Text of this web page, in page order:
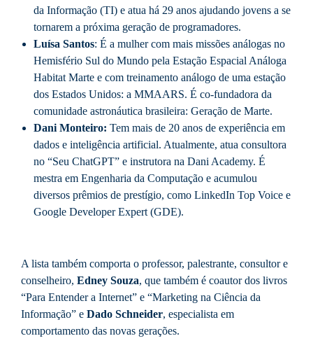
da Informação (TI) e atua há 29 anos ajudando jovens a se
tornarem a próxima geração de programadores.
Luísa Santos: É a mulher com mais missões análogas no
Hemisfério Sul do Mundo pela Estação Espacial Análoga
Habitat Marte e com treinamento análogo de uma estação
dos Estados Unidos: a MMAARS. É co-fundadora da
comunidade astronáutica brasileira: Geração de Marte.
Dani Monteiro: Tem mais de 20 anos de experiência em
dados e inteligência artificial. Atualmente, atua consultora
no “Seu ChatGPT” e instrutora na Dani Academy. É
mestra em Engenharia da Computação e acumulou
diversos prêmios de prestígio, como LinkedIn Top Voice e
Google Developer Expert (GDE).
A lista também comporta o professor, palestrante, consultor e
conselheiro, Edney Souza, que também é coautor dos livros
“Para Entender a Internet” e “Marketing na Ciência da
Informação” e Dado Schneider, especialista em
comportamento das novas gerações.